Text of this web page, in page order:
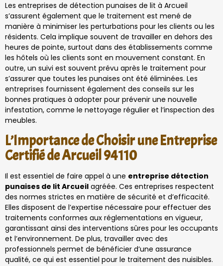
Les entreprises de détection punaises de lit à Arcueil
s’assurent également que le traitement est mené de
manière à minimiser les perturbations pour les clients ou les
résidents. Cela implique souvent de travailler en dehors des
heures de pointe, surtout dans des établissements comme
les hôtels où les clients sont en mouvement constant. En
outre, un suivi est souvent prévu après le traitement pour
s’assurer que toutes les punaises ont été éliminées. Les
entreprises fournissent également des conseils sur les
bonnes pratiques à adopter pour prévenir une nouvelle
infestation, comme le nettoyage régulier et l’inspection des
meubles.
L’Importance de Choisir une Entreprise
Certifié de Arcueil 94110
Il est essentiel de faire appel à une entreprise détection
punaises de lit Arcueil agréée. Ces entreprises respectent
des normes strictes en matière de sécurité et d’efficacité.
Elles disposent de l’expertise nécessaire pour effectuer des
traitements conformes aux réglementations en vigueur,
garantissant ainsi des interventions sûres pour les occupants
et l’environnement. De plus, travailler avec des
professionnels permet de bénéficier d’une assurance
qualité, ce qui est essentiel pour le traitement des nuisibles.